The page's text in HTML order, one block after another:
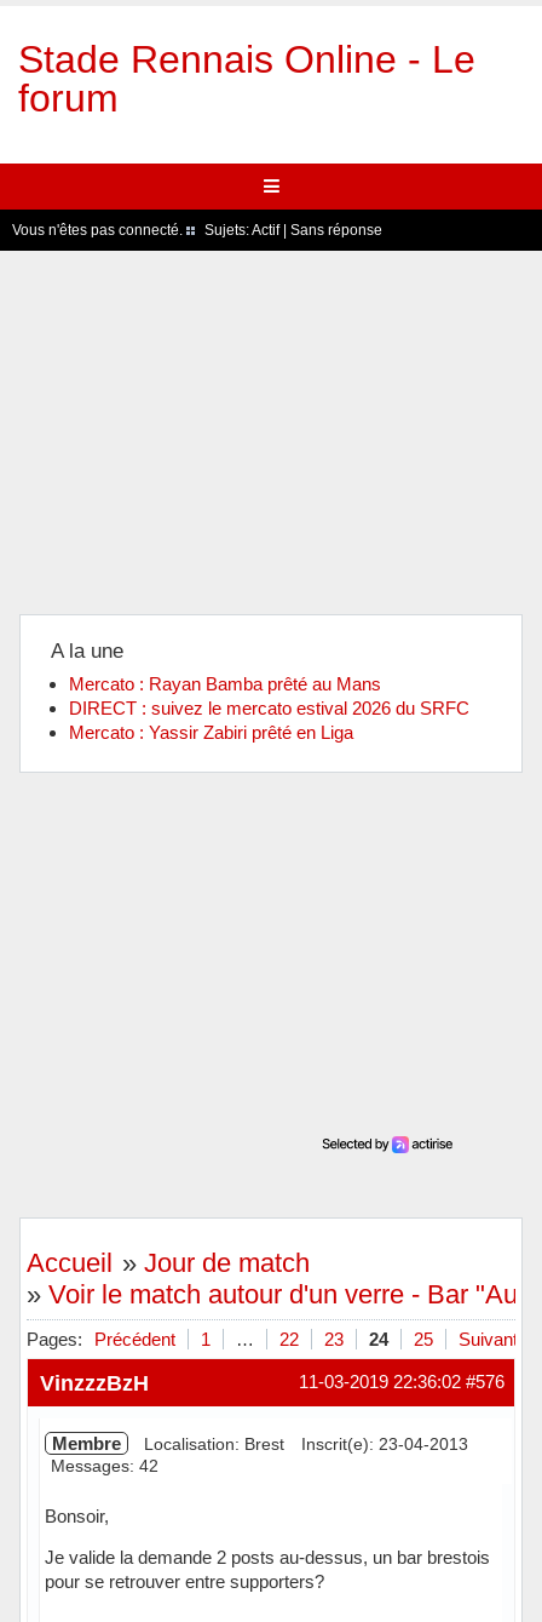
Stade Rennais Online - Le
forum
Vous n'êtes pas connecté. Sujets:Actif| Sans réponse
A la une
Mercato : Rayan Bamba prêté au Mans
DIRECT : suivez le mercato estival 2026 du SRFC
Mercato : Yassir Zabiri prêté en Liga
Accueil »Jour de match
» Voir le match autour d'un verre - Bar
Pages: Précédent 1 … 22 23 24 25 Suivant
#576
11-03-2019 22:36:02
VinzzzBzH
Membre Localisation: Brest
Inscrit(e): 23-04-2013
Messages: 42
Bonsoir,
Je valide la demande 2 posts au-dessus, un bar brestois
pour se retrouver entre supporters?